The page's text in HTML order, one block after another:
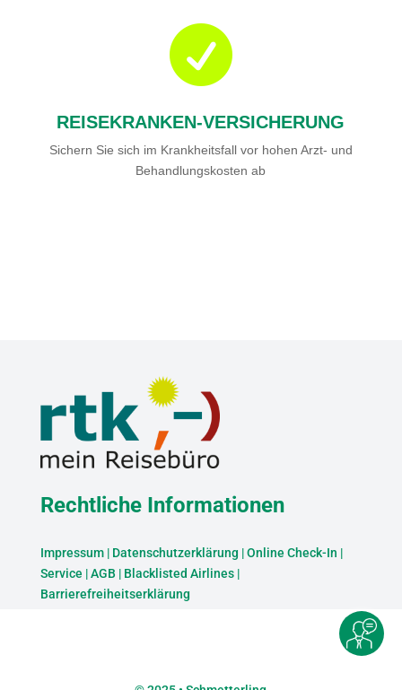

REISEKRANKEN-VERSICHERUNG
Sichern Sie sich im Krankheitsfall vor hohen Arzt- und
Behandlungskosten ab
Rechtliche Informationen
Impressum| Datenschutzerklärung |Online Check-In |
Service |AGB | Blacklisted Airlines|
Barrierefreiheitserklärung